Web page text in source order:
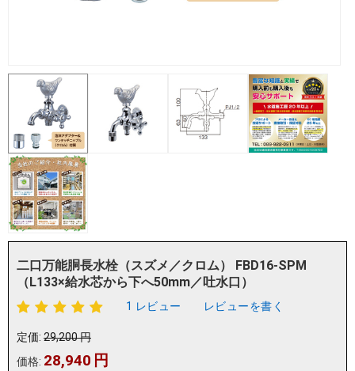
二口万能胴長水栓（スズメ／クロム） FBD16-SPM
（L133×給水芯から下へ50mm／吐水口）
1 レビュー レビューを書く
定価: 29,200円
価格: 28,940 円